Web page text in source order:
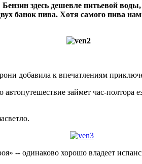
здесь дешевле питьевой
банок пива. Хотя самого пива
добавила к впечатлениям
займет час-полтора
-- одинаково хорошо владеет